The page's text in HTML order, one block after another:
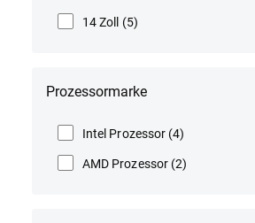
14 Zoll (5)
Prozessormarke
Intel Prozessor (4)
AMD Prozessor (2)